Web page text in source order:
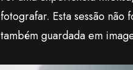
fotografar. Esta sessão
também guardada em